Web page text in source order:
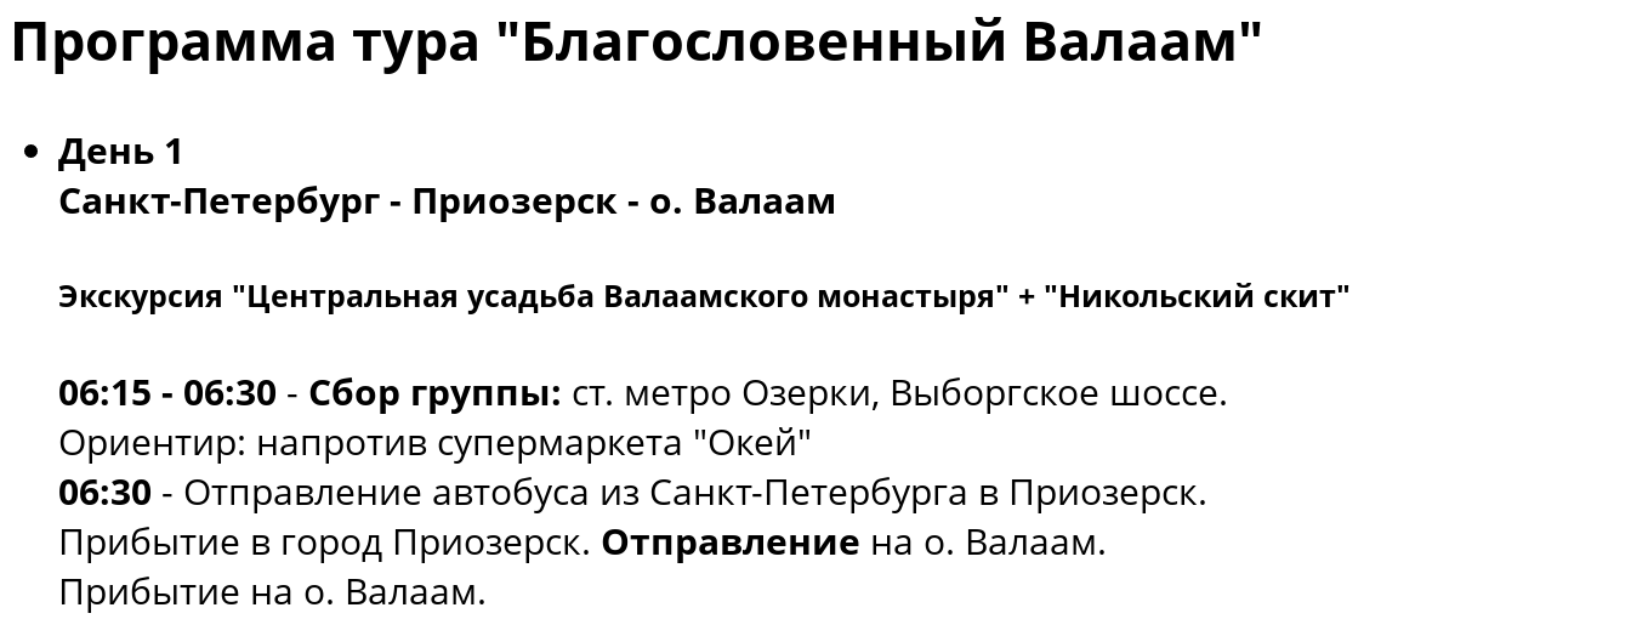
Программа тура "Благословенный Валаам"
День 1
Санкт-Петербург - Приозерск - о. Валаам
Экскурсия "Центральная усадьба Валаамского монастыря" + "Никольский скит"
06:15 - 06:30 - Сбор группы: ст. метро Озерки, Выборгское шоссе.
Ориентир: напротив супермаркета "Окей"
06:30 - Отправление автобуса из Санкт-Петербурга в Приозерск.
Прибытие в город Приозерск. Отправление на о. Валаам.
Прибытие на о. Валаам.